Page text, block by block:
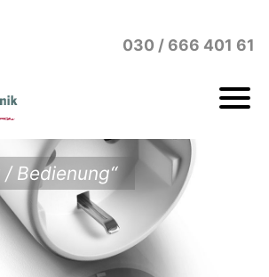
030 / 666 401 61
Bedienung“